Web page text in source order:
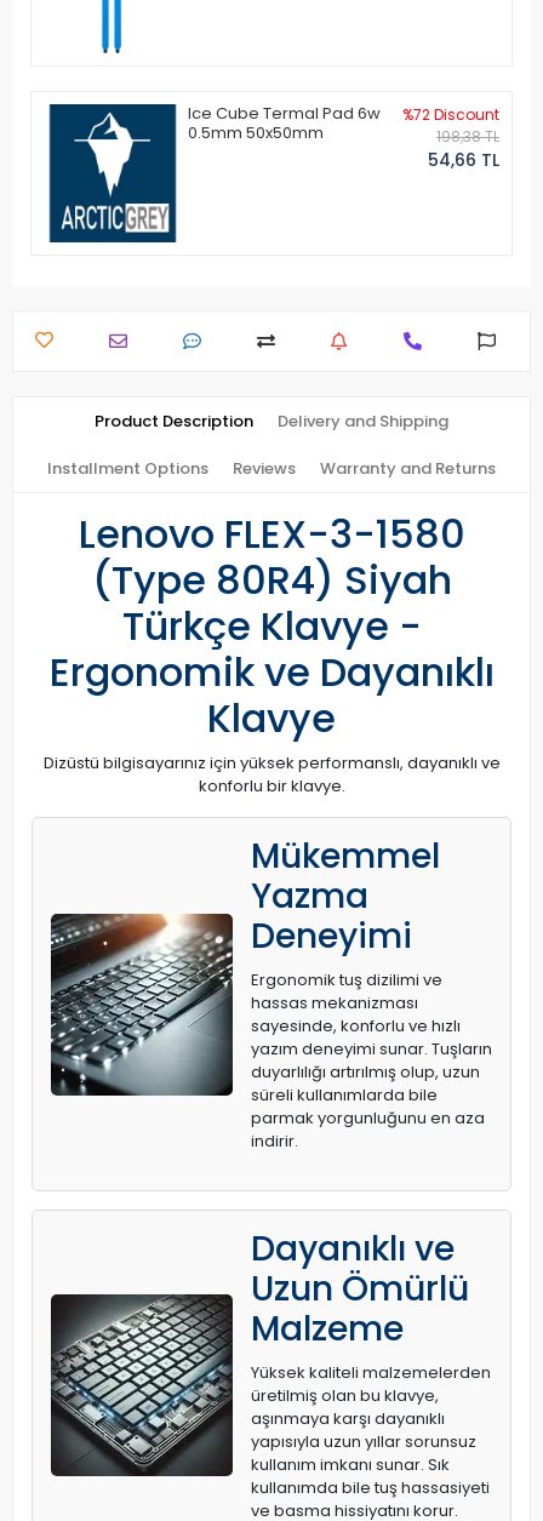
Ice Cube Termal Pad 6w
0.5mm 50x50mm
%72 Discount
198,38 TL
54,66 TL
Product Description Delivery and Shipping
Installment Options Reviews Warranty and Returns
Lenovo FLEX-3-1580
(Type 80R4) Siyah
Türkçe Klavye -
Ergonomik ve Dayanıklı
Klavye
Dizüstü bilgisayarınız için yüksek performanslı, dayanıklı ve
konforlu bir klavye.
Mükemmel
Yazma
Deneyimi
Ergonomik tuş dizilimi ve
hassas mekanizması
sayesinde, konforlu ve hızlı
yazım deneyimi sunar. Tuşların
duyarlılığı artırılmış olup, uzun
süreli kullanımlarda bile
parmak yorgunluğunu en aza
indirir.
Dayanıklı ve
Uzun Ömürlü
Malzeme
Yüksek kaliteli malzemelerden
üretilmiş olan bu klavye,
aşınmaya karşı dayanıklı
yapısıyla uzun yıllar sorunsuz
kullanım imkanı sunar. Sık
kullanımda bile tuş hassasiyeti
ve basma hissiyatını korur.